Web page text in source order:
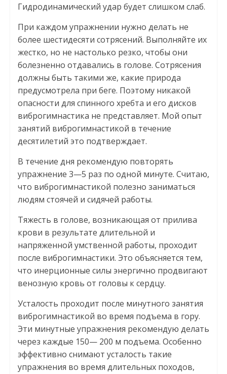
Гидродинамический удар будет слишком слаб.
При каждом упражнении нужно делать не
более шестидесяти сотрясений. Выполняйте их
жестко, но не настолько резко, чтобы они
болезненно отдавались в голове. Сотрясения
должны быть такими же, какие природа
предусмотрела при беге. Поэтому никакой
опасности для спинного хребта и его дисков
виброгимнастика не представляет. Мой опыт
занятий виброгимнастикой в течение
десятилетий это подтверждает.
В течение дня рекомендую повторять
упражнение 3—5 раз по одной минуте. Считаю,
что виброгимнастикой полезно заниматься
людям стоячей и сидячей работы.
Тяжесть в голове, возникающая от прилива
крови в результате длительной и
напряженной умственной работы, проходит
после виброгимнастики. Это объясняется тем,
что инерционные силы энергично продвигают
венозную кровь от головы к сердцу.
Усталость проходит после минутного занятия
виброгимнастикой во время подъема в гору.
Эти минутные упражнения рекомендую делать
через каждые 150— 200 м подъема. Особенно
эффективно снимают усталость такие
упражнения во время длительных походов,